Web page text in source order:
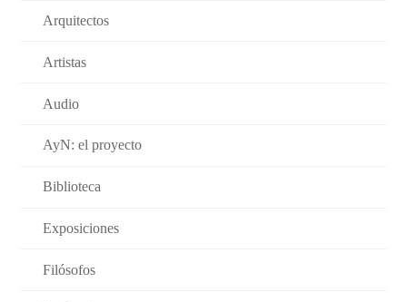
Arquitectos
Artistas
Audio
AyN: el proyecto
Biblioteca
Exposiciones
Filósofos